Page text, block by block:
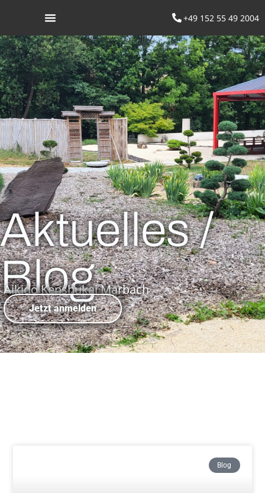
+49 152 55 49 2004
Aktuelles /
Blog
Aikido Kenshukai Marbach
Jetzt anmelden
Blog